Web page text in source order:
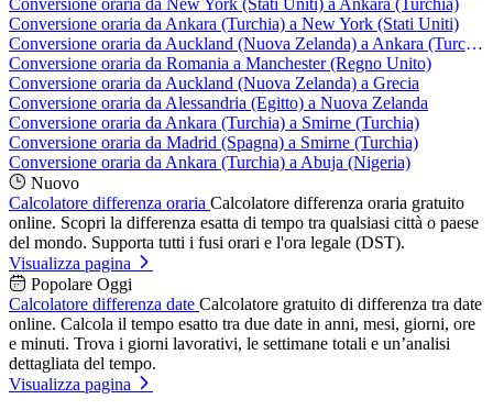
Conversione oraria da New York (Stati Uniti) a Ankara (Turchia)
Conversione oraria da Ankara (Turchia) a New York (Stati Uniti)
Conversione oraria da Auckland (Nuova Zelanda) a Ankara (Turchia)
Conversione oraria da Romania a Manchester (Regno Unito)
Conversione oraria da Auckland (Nuova Zelanda) a Grecia
Conversione oraria da Alessandria (Egitto) a Nuova Zelanda
Conversione oraria da Ankara (Turchia) a Smirne (Turchia)
Conversione oraria da Madrid (Spagna) a Smirne (Turchia)
Conversione oraria da Ankara (Turchia) a Abuja (Nigeria)
Nuovo
Calcolatore differenza oraria Calcolatore differenza oraria gratuito
online. Scopri la differenza esatta di tempo tra qualsiasi città o paese
del mondo. Supporta tutti i fusi orari e l'ora legale (DST).
Visualizza pagina
Popolare Oggi
Calcolatore differenza date Calcolatore gratuito di differenza tra date
online. Calcola il tempo esatto tra due date in anni, mesi, giorni, ore
e minuti. Trova i giorni lavorativi, le settimane totali e un’analisi
dettagliata del tempo.
Visualizza pagina